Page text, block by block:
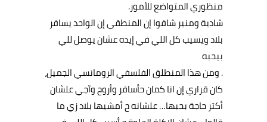
منظوريالمتواضعللأمور.
شاديةومنيرشافواإنالمنطقيإنالواحديسافر
بلادويسيبكلالليفيإيدهعشانيوصلللي
بيحبه
.ومنهذاالمنطلقالفلسفيالرومانسيالجميل،
كانقراريإناناكمانحأسافر وأروحوآجيعلشان
أكترحاجةبحبها…علشانهحأمشيهابلادزيما